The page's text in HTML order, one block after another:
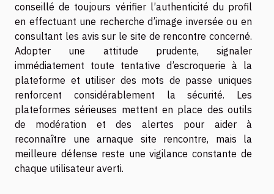
conseillé de toujours vérifier l’authenticité du profil
en effectuant une recherche d’image inversée ou en
consultant les avis sur le site de rencontre concerné.
Adopter une attitude prudente, signaler
immédiatement toute tentative d’escroquerie à la
plateforme et utiliser des mots de passe uniques
renforcent considérablement la sécurité. Les
plateformes sérieuses mettent en place des outils
de modération et des alertes pour aider à
reconnaître une arnaque site rencontre, mais la
meilleure défense reste une vigilance constante de
chaque utilisateur averti.